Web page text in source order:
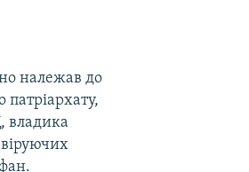
належав до
патріархату,
владика